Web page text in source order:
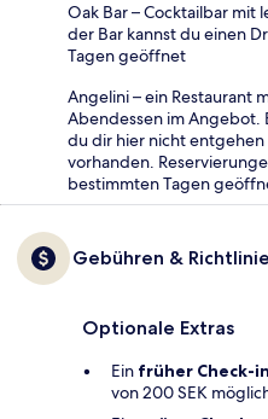
Oak Bar – Cocktailbar mit
der Bar kannst du einen
Tagen geöffnet
Angelini – ein Restaurant
Abendessen im Angebot.
du dir hier nicht entgehen
vorhanden.
bestimmten Tagen
Gebühren &
Optionale Extras
Ein früher Check-in
von 200 SEK